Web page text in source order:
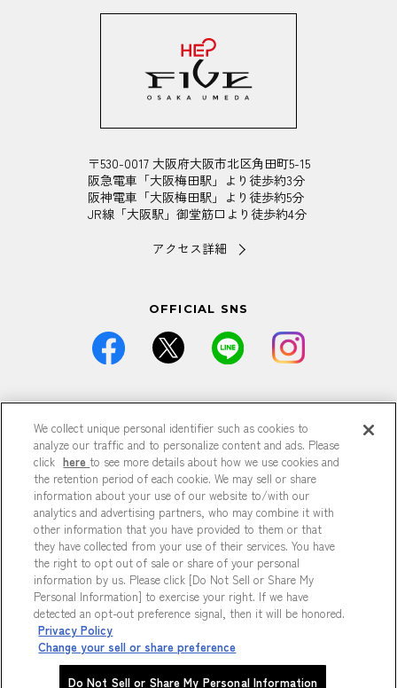
〒530-0017 大阪府大阪市北区角田町5-15
阪急電車「大阪梅田駅」より徒歩約3分
阪神電車「大阪梅田駅」より徒歩約5分
JR線「大阪駅」御堂筋口より徒歩約4分
アクセス詳細
OFFICIAL SNS
掲載している情報は予告なく仕様・デザイン・価格等が変更と
なる場合がございます。
掲載している情報は各記事が公開された時点のもので、現在と
異なる可能性がございます。
掲載商品は数に限りがございますので、品切れの際はご容赦く
ださい。
商品の詳細は各店までお問い合わせください。
特に記載がない場合、すべて参考商品です。
掲載の記事、写真、イラストなどの無断転載は固くお断りいた
します。
プライバシーポリシー
Do Not Sell or Share My Personal Information
Copyright © HEP FIVE. All Rights Reserved.
We collect unique personal identifier such as cookies to
analyze our traffic and to personalize content and ads. Please
click hereto see more details about how we use cookies and
the retention period of each cookie. We may sell or share
information about your use of our website to/with our
analytics and advertising partners, who may combine it with
other information that you have provided to them or that
they have collected from your use of their services. You have
the right to opt out of sale or share of your personal
information by us. Please click [Do Not Sell or Share My
Personal Information] to exercise your right. If we have
detected an opt-out preference signal, then it will be honored.
Privacy Policy
Change your sell or share preference
Do Not Sell or Share My Personal Information